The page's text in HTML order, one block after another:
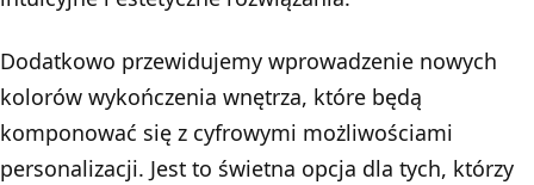
Dodatkowo przewidujemy wprowadzenie nowych
kolorów wykończenia wnętrza, które będą
komponować się z cyfrowymi możliwościami
personalizacji. Jest to świetna opcja dla tych, którzy